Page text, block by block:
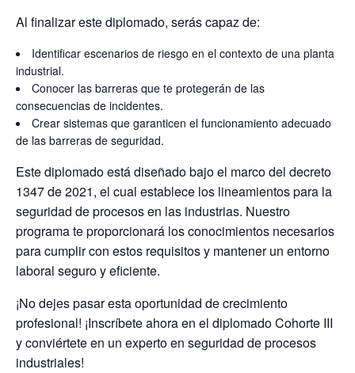
Al finalizar este diplomado, serás capaz de:
Identificar escenarios de riesgo en el contexto de una planta
industrial.
Conocer las barreras que te protegerán de las
consecuencias de incidentes.
Crear sistemas que garanticen el funcionamiento adecuado
de las barreras de seguridad.
Este diplomado está diseñado bajo el marco del decreto
1347 de 2021, el cual establece los lineamientos para la
seguridad de procesos en las industrias. Nuestro
programa te proporcionará los conocimientos necesarios
para cumplir con estos requisitos y mantener un entorno
laboral seguro y eficiente.
¡No dejes pasar esta oportunidad de crecimiento
profesional! ¡Inscríbete ahora en el diplomado Cohorte III
y conviértete en un experto en seguridad de procesos
industriales!